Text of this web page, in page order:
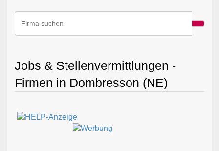
Jobs & Stellenvermittlungen -
Firmen in Dombresson (NE)